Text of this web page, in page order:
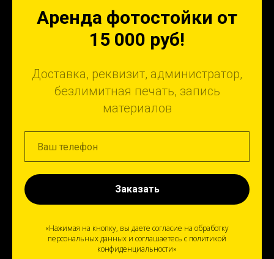
Аренда фотостойки от
15 000 руб!
Доставка, реквизит, администратор,
безлимитная печать, запись
материалов
Заказать
«Нажимая на кнопку, вы даете согласие на обработку
персональных данных и соглашаетесь c политикой
конфиденциальности»